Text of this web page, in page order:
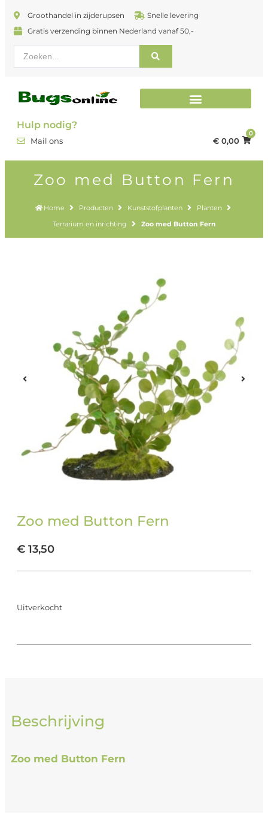
Groothandel in zijderupsen
Snelle levering
Gratis verzending binnen Nederland vanaf 50,-
Hulp nodig?
Mail ons € 0,00
0
Zoo med Button Fern
Home Producten Kunststofplanten
Planten
Terrarium en inrichting
Zoo med Button Fern
Zoo med Button Fern
€ 13,50
Uitverkocht
Beschrijving
Zoo med Button Fern